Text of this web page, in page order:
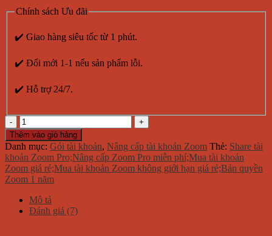
Chính sách Ưu đãi
✔️ Giao hàng siêu tốc từ 1 phút.
✔️ Đổi mới 1-1 nếu sản phẩm lỗi.
✔️ Hỗ trợ 24/7.
Nâng
cấp
tài
khoản
Zoom
Pro
bản
quyền
3
Thêm vào giỏ hàng
Danh mục: Gói tài khoản, Nâng cấp tài khoản Zoom Thẻ: Share tài
khoản Zoom Pro;Nâng cấp Zoom Pro miễn phí;Mua tài khoản
Zoom giá rẻ;Mua tài khoản Zoom không giới hạn giá rẻ;Bản quyền
Zoom 1 năm
Mô tả
Đánh giá (7)